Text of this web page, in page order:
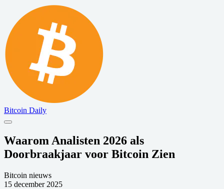
Bitcoin Daily
Waarom Analisten 2026 als
Doorbraakjaar voor Bitcoin Zien
Bitcoin nieuws
15 december 2025